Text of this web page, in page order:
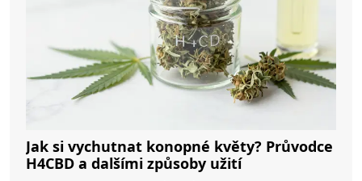
Jak si vychutnat konopné květy? Průvodce
H4CBD a dalšími způsoby užití